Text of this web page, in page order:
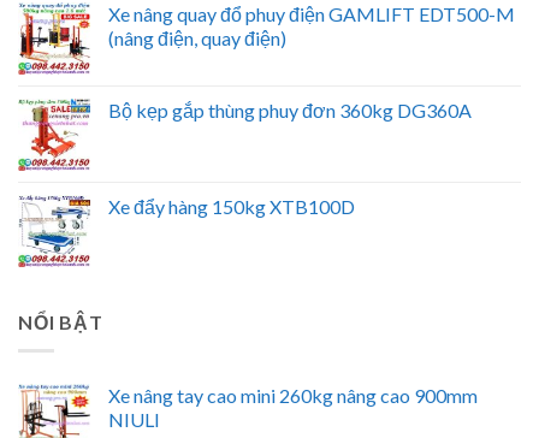
Xe nâng quay đổ phuy điện GAMLIFT EDT500-M
(nâng điện, quay điện)
Bộ kẹp gắp thùng phuy đơn 360kg DG360A
Xe đẩy hàng 150kg XTB100D
NỔI BẬT
Xe nâng tay cao mini 260kg nâng cao 900mm
NIULI